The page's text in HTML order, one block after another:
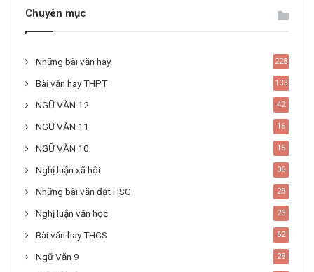
Chuyên mục
Những bài văn hay 228
Bài văn hay THPT 103
NGỮ VĂN 12 42
NGỮ VĂN 11 16
NGỮ VĂN 10 15
Nghị luận xã hội 36
Những bài văn đạt HSG 23
Nghị luận văn học 23
Bài văn hay THCS 62
Ngữ Văn 9 28